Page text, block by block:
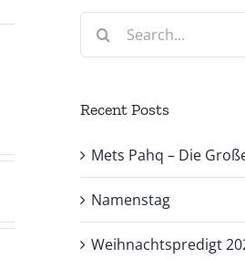
Search
Recent Posts
Mets Pahq – Die
Namenstag
Weihnachtspredigt